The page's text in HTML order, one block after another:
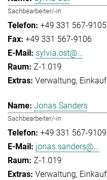
Sachbearbeiter/-in
+49 331 567-9105
+49 331 567-9106
sylvia.ost@...
Z-1.019
Verwaltung Einkauf
Jonas Sanders
Sachbearbeiter/-in
+49 331 567-9109
jonas.sanders@...
Z-1.019
Verwaltung Einkauf